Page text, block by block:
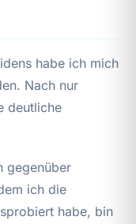
habe ich mich
Nach nur
deutliche
gegenüber
ich die
habe, bin